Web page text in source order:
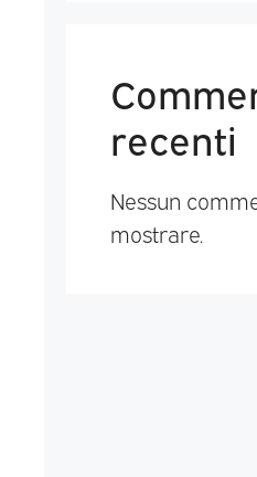
recenti
Nessun
mostrare.